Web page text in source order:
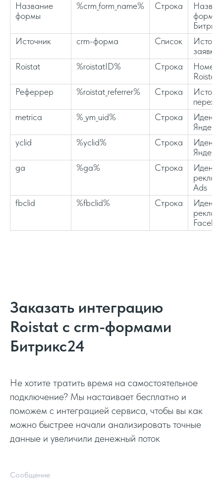
Название
формы
%crm_form_name% Строка
формы
Источник
crm-форма Список
заявки
Roistat
%roistatID% Строка
Номер
Roistat
Реферрер
%roistat_referrer% Строка
metrica
%_ym_uid% Строка
yclid
%yclid% Строка
ga
%ga% Строка
Ads
fbclid
%fbclid% Строка
Заказать интеграцию
Roistat с crm-формами
Битрикс24
Не хотите тратить время на самостоятельное
подключение? Мы настаивает бесплатно и
поможем с интеграцией сервиса, чтобы вы как
можно быстрее начали анализировать точные
данные и увеличили денежный поток
Сообщение